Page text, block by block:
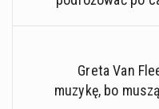
Greta Van
muzykę, bo